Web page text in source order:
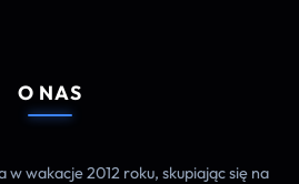
O NAS
w wakacje 2012 roku, skupiając się na